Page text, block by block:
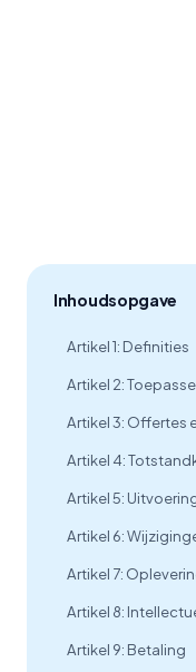
Inhoudsopgave
Artikel 1: Definities
Artikel 2:
Artikel 3: Offertes
Artikel 4:
Artikel 5:
Artikel 6:
Artikel 7:
Artikel 8:
Artikel 9: Betaling